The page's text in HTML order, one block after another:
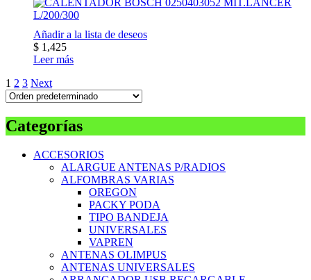
Añadir a la lista de deseos
$ 1,425
Leer más
1 2 3 Next
Categorías
ACCESORIOS
ALARGUE ANTENAS P/RADIOS
ALFOMBRAS VARIAS
OREGON
PACKY PODA
TIPO BANDEJA
UNIVERSALES
VAPREN
ANTENAS OLIMPUS
ANTENAS UNIVERSALES